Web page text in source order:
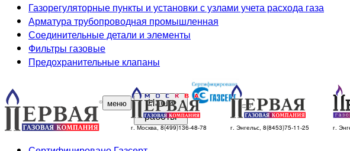
Газорегуляторные пункты и установки с узлами учета расхода газа
Арматура трубопроводная промышленная
Соединительные детали и элементы
Фильтры газовые
Предохранительные клапаны
меню
Наши
работы
г. Москва, 8(499)136-48-78 г. Энгельс, 8(8453)75-11-25 г.